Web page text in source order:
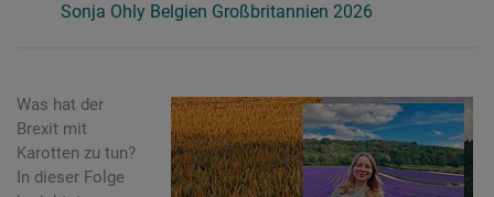
Sonja Ohly Belgien Großbritannien 2026
Was hat der
Brexit mit
Karotten zu tun?
In dieser Folge